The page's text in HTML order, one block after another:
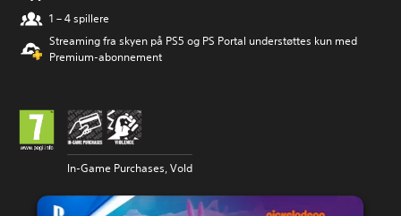
1 – 4 spillere
Streaming fra skyen på PS5 og PS Portal understøttes kun med
Premium-abonnement
In-Game Purchases, Vold